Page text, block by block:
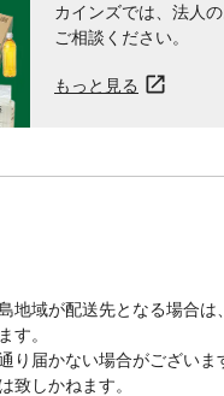
カインズでは、法人
ご相談ください。
もっと見る
地域が配送先となる場合
す。
り届かない場合がございま
致しかねます。